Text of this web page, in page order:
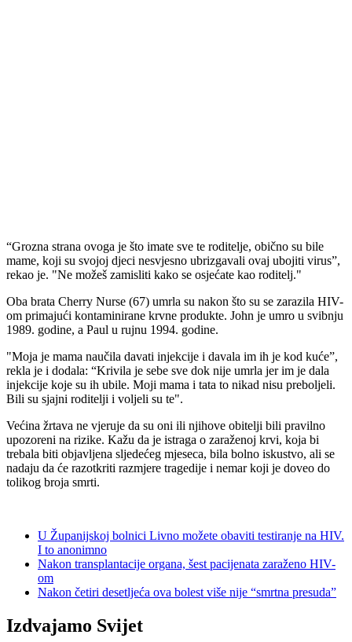
“Grozna strana ovoga je što imate sve te roditelje, obično su bile
mame, koji su svojoj djeci nesvjesno ubrizgavali ovaj ubojiti virus”,
rekao je. "Ne možeš zamisliti kako se osjećate kao roditelj."
Oba brata Cherry Nurse (67) umrla su nakon što su se zarazila HIV-
om primajući kontaminirane krvne produkte. John je umro u svibnju
1989. godine, a Paul u rujnu 1994. godine.
"Moja je mama naučila davati injekcije i davala im ih je kod kuće”,
rekla je i dodala: “Krivila je sebe sve dok nije umrla jer im je dala
injekcije koje su ih ubile. Moji mama i tata to nikad nisu preboljeli.
Bili su sjajni roditelji i voljeli su te".
Većina žrtava ne vjeruje da su oni ili njihove obitelji bili pravilno
upozoreni na rizike. Kažu da je istraga o zaraženoj krvi, koja bi
trebala biti objavljena sljedećeg mjeseca, bila bolno iskustvo, ali se
nadaju da će razotkriti razmjere tragedije i nemar koji je doveo do
tolikog broja smrti.
U Županijskoj bolnici Livno možete obaviti testiranje na HIV.
I to anonimno
Nakon transplantacije organa, šest pacijenata zaraženo HIV-
om
Nakon četiri desetljeća ova bolest više nije “smrtna presuda”
Izdvajamo Svijet